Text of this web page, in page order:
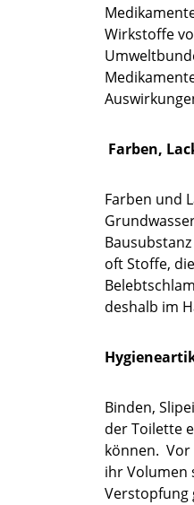
Wirkstoffe
Farben,
Farben und
oft Stoffe,
deshalb im
Binden,
der Toilette
können. Vor
ihr Volumen
Verstopfung